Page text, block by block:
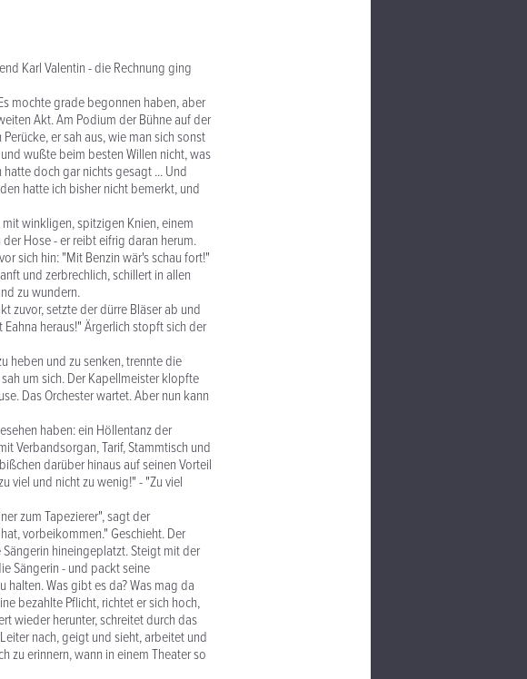
Karl Valentin - die Rechnung ging
mochte grade begonnen haben, aber
Akt. Am Podium der Bühne auf der
er sah aus, wie man sich sonst
wußte beim besten Willen nicht, was
doch gar nichts gesagt ... Und
hatte ich bisher nicht bemerkt, und
winkligen, spitzigen Knien, einem
Hose - er reibt eifrig daran herum.
sich hin: "Mit Benzin wär's schau fort!"
und zerbrechlich, schillert in allen
zu wundern.
zuvor, setzte der dürre Bläser ab und
heraus!" Ärgerlich stopft sich der
heben und zu senken, trennte die
um sich. Der Kapellmeister klopfte
Das Orchester wartet. Aber nun kann
haben: ein Höllentanz der
Verbandsorgan, Tarif, Stammtisch und
darüber hinaus auf seinen Vorteil
viel und nicht zu wenig!" - "Zu viel
zum Tapezierer", sagt der
vorbeikommen." Geschieht. Der
hineingeplatzt. Steigt mit der
Sängerin - und packt seine
halten. Was gibt es da? Was mag da
bezahlte Pflicht, richtet er sich hoch,
wieder herunter, schreitet durch das
nach, geigt und sieht, arbeitet und
zu erinnern, wann in einem Theater so